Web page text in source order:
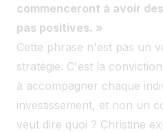
commenceront à avoir
pas positives. »
Cette phrase n'est pas un
stratégie. C'est la
à accompagner chaque
investissement, et non un
veut dire quoi ? Christine